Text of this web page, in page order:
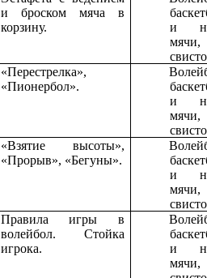
и броском мяча в
корзину.
и
«Перестрелка»,
«Пионербол».
и
«Взятие высоты»,
«Прорыв», «Бегуны».
и
Правила игры в
волейбол. Стойка
игрока.
и